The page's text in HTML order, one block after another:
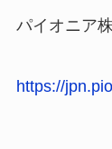
パイオニア
https://